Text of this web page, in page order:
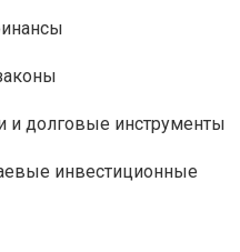
и долговые инструменты
инвестиционные